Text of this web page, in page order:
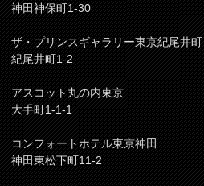
神田神保町1-30
ザ・プリンスギャラリー東京紀尾井町
紀尾井町1-2
アスコット丸の内東京
大手町1-1-1
コンフォートホテル東京神田
神田東松下町11-2